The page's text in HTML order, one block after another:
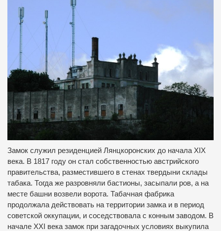
Замок служил резиденцией Лянцкоронских до начала XIX
века. В 1817 году он стал собственностью австрийского
правительства, разместившего в стенах твердыни склады
табака. Тогда же разровняли бастионы, засыпали ров, а на
месте башни возвели ворота. Табачная фабрика
продолжала действовать на территории замка и в период
советской оккупации, и соседствовала с конным заводом. В
начале XXI века замок при загадочных условиях выкупила